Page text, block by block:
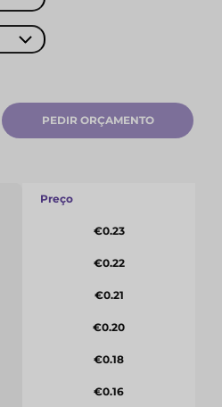
PEDIR ORÇAMENTO
Preço
€0.23
€0.22
€0.21
€0.20
€0.18
€0.16